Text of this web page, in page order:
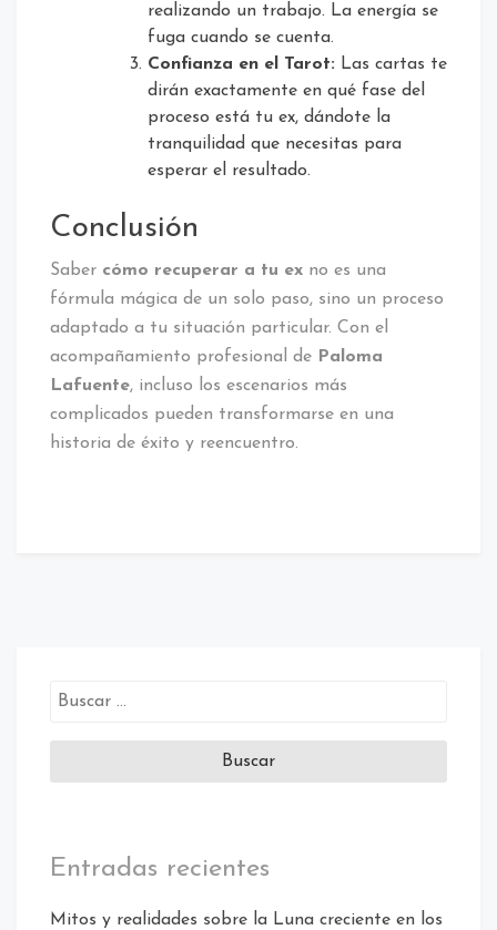
realizando un trabajo. La energía se
fuga cuando se cuenta.
Confianza en el Tarot: Las cartas te
dirán exactamente en qué fase del
proceso está tu ex, dándote la
tranquilidad que necesitas para
esperar el resultado.
Conclusión
Saber cómo recuperar a tu ex no es una
fórmula mágica de un solo paso, sino un proceso
adaptado a tu situación particular. Con el
acompañamiento profesional de Paloma
Lafuente, incluso los escenarios más
complicados pueden transformarse en una
historia de éxito y reencuentro.
Buscar:
Entradas recientes
Mitos y realidades sobre la Luna creciente en los